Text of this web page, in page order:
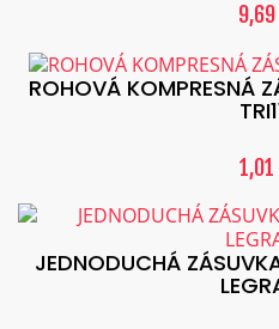
ROHOVÁ KOMPRESNÁ
JEDNODUCHÁ